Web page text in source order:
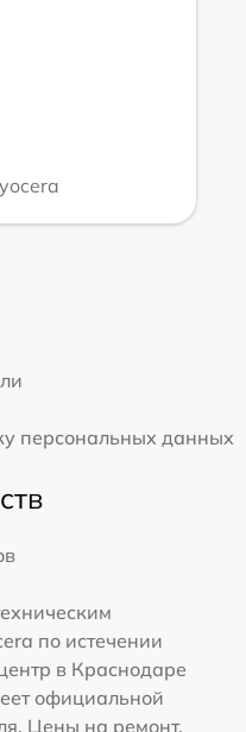
персональных данных
по истечении
в Краснодаре
официальной
Цены на ремонт,